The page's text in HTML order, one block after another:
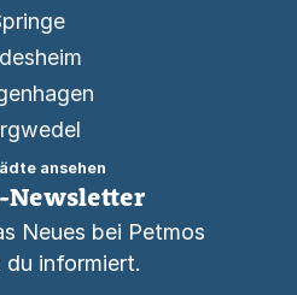
ansehen
Newsletter
Neues bei Petmos
informiert.